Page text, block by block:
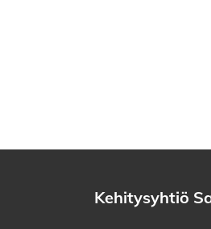
Kehitysyhtiö